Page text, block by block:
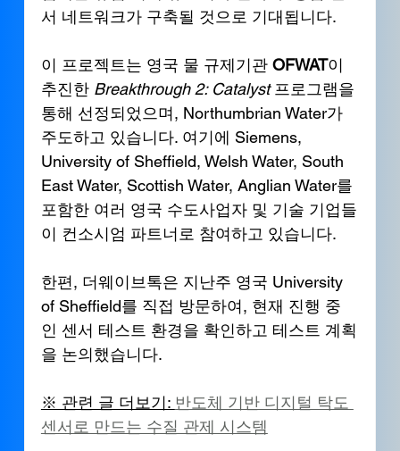
서 네트워크가 구축될 것으로 기대됩니다.
이 프로젝트는 영국 물 규제기관 OFWAT이
추진한 Breakthrough 2: Catalyst 프로그램을
통해 선정되었으며, Northumbrian Water가
주도하고 있습니다. 여기에 Siemens,
University of Sheffield, Welsh Water, South
East Water, Scottish Water, Anglian Water를
포함한 여러 영국 수도사업자 및 기술 기업들
이 컨소시엄 파트너로 참여하고 있습니다.
한편, 더웨이브톡은 지난주 영국 University
of Sheffield를 직접 방문하여, 현재 진행 중
인 센서 테스트 환경을 확인하고 테스트 계획
을 논의했습니다.
※ 관련 글 더보기: 반도체 기반 디지털 탁도
센서로 만드는 수질 관제 시스템